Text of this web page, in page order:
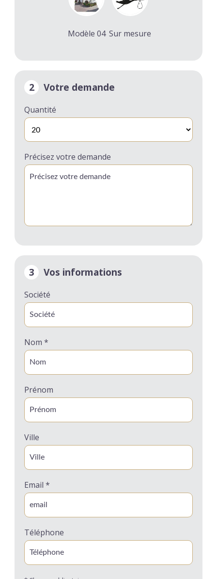
Modèle 04 Sur mesure
2 Votre demande
Quantité
Précisez votre demande
3 Vos informations
Société
Nom *
Prénom
Ville
Email *
Téléphone